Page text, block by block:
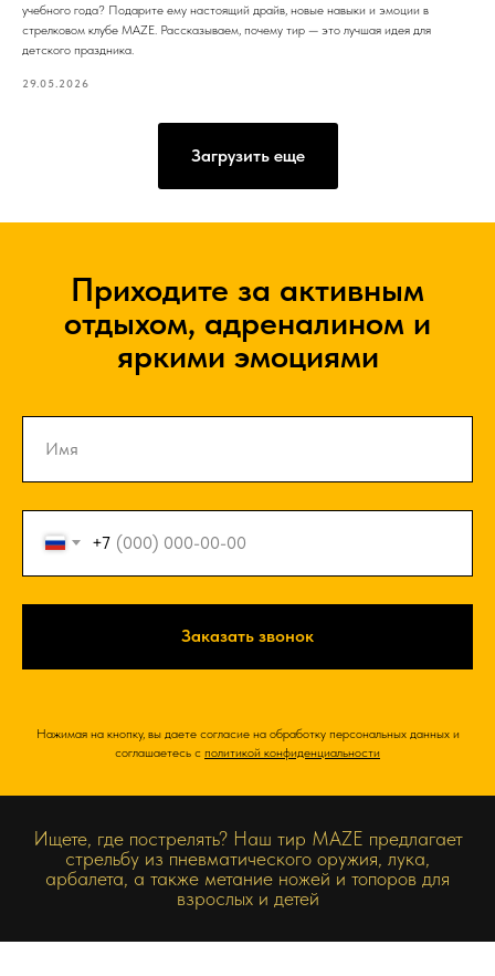
учебного года? Подарите ему настоящий драйв, новые навыки и эмоции в
стрелковом клубе MAZE. Рассказываем, почему тир — это лучшая идея для
детского праздника.
29.05.2026
Загрузить еще
Приходите за активным
отдыхом, адреналином и
яркими эмоциями
+7
Заказать звонок
Нажимая на кнопку, вы даете согласие на обработку персональных данных и
соглашаетесь c политикой конфиденциальности
Ищете, где пострелять? Наш тир MAZE предлагает
стрельбу из пневматического оружия, лука,
арбалета, а также метание ножей и топоров для
взрослых и детей